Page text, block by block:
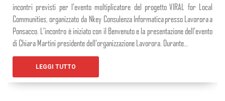
incontri previsti per l’evento moltiplicatore del progetto VIRAL for Local
Communities, organizzato da Nkey Consulenza Informatica presso Lavorora a
Ponsacco. L’incontro è iniziato con il Benvenuto e la presentazione dell’evento
di Chiara Martini presidente dell’organizzazione Lavorora. Durante…
LEGGI TUTTO